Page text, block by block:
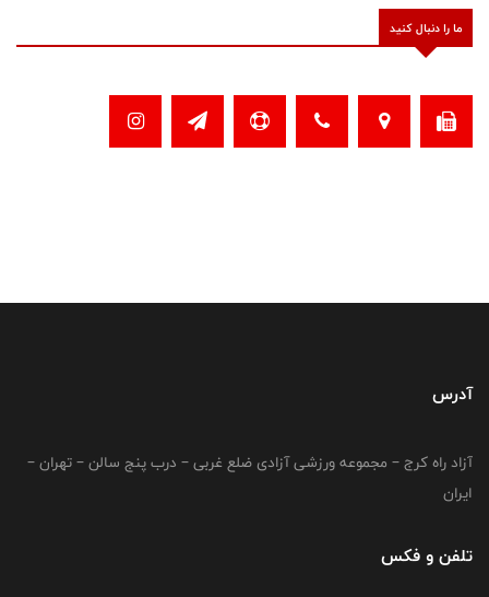
ما را دنبال کنید
آدرس
آزاد راه کرج – مجموعه ورزشی آزادی ضلع غربی – درب پنج سالن – تهران –
ایران
تلفن و فکس